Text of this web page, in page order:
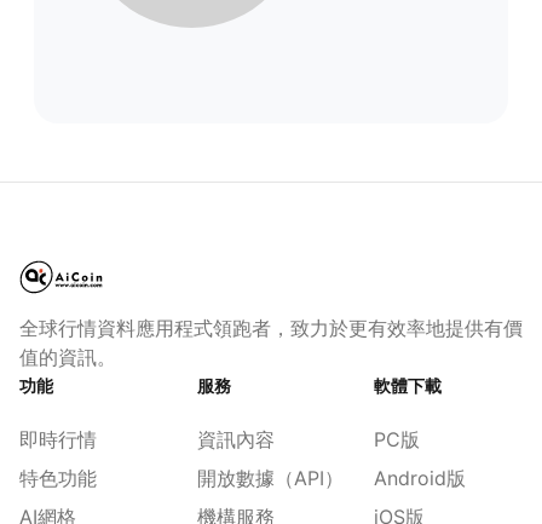
全球行情資料應用程式領跑者，致力於更有效率地提供有價
值的資訊。
功能
即時行情
特色功能
AI網格
服務
資訊內容
開放數據（API）
機構服務
軟體下載
PC版
Android版
iOS版